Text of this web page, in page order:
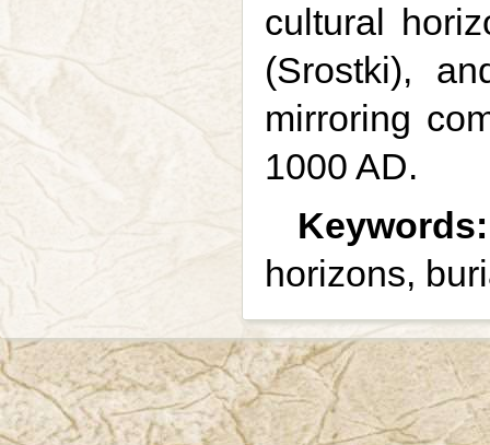
cultural
(Srostki),
mirroring
1000 AD.
Keywords:
horizons,